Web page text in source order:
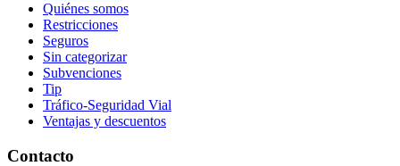
Quiénes somos
Restricciones
Seguros
Sin categorizar
Subvenciones
Tip
Tráfico-Seguridad Vial
Ventajas y descuentos
Contacto